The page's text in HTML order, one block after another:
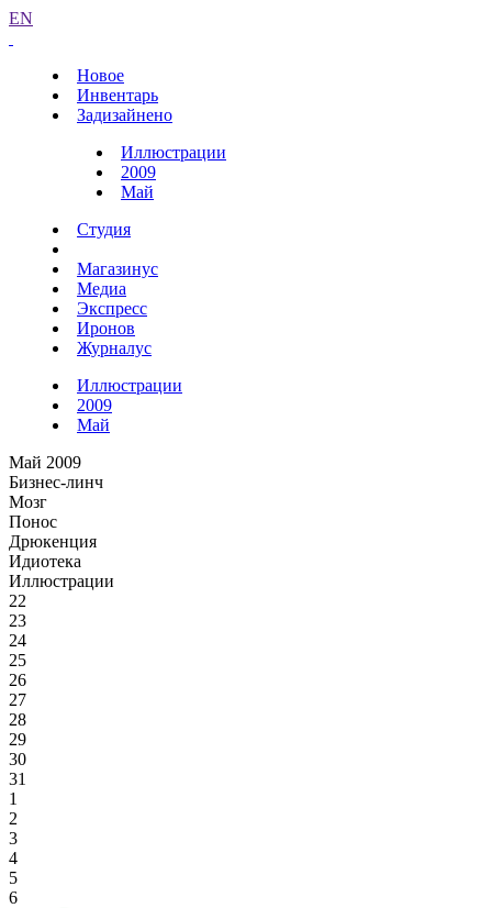
EN
Новое
Инвентарь
Задизайнено
Иллюстрации
2009
Май
Студия
Магазинус
Медиа
Экспресс
Иронов
Журналус
Иллюстрации
2009
Май
Май 2009
Бизнес-линч
Мозг
Понос
Дрюкенция
Идиотека
Иллюстрации
22
23
24
25
26
27
28
29
30
31
1
2
3
4
5
6